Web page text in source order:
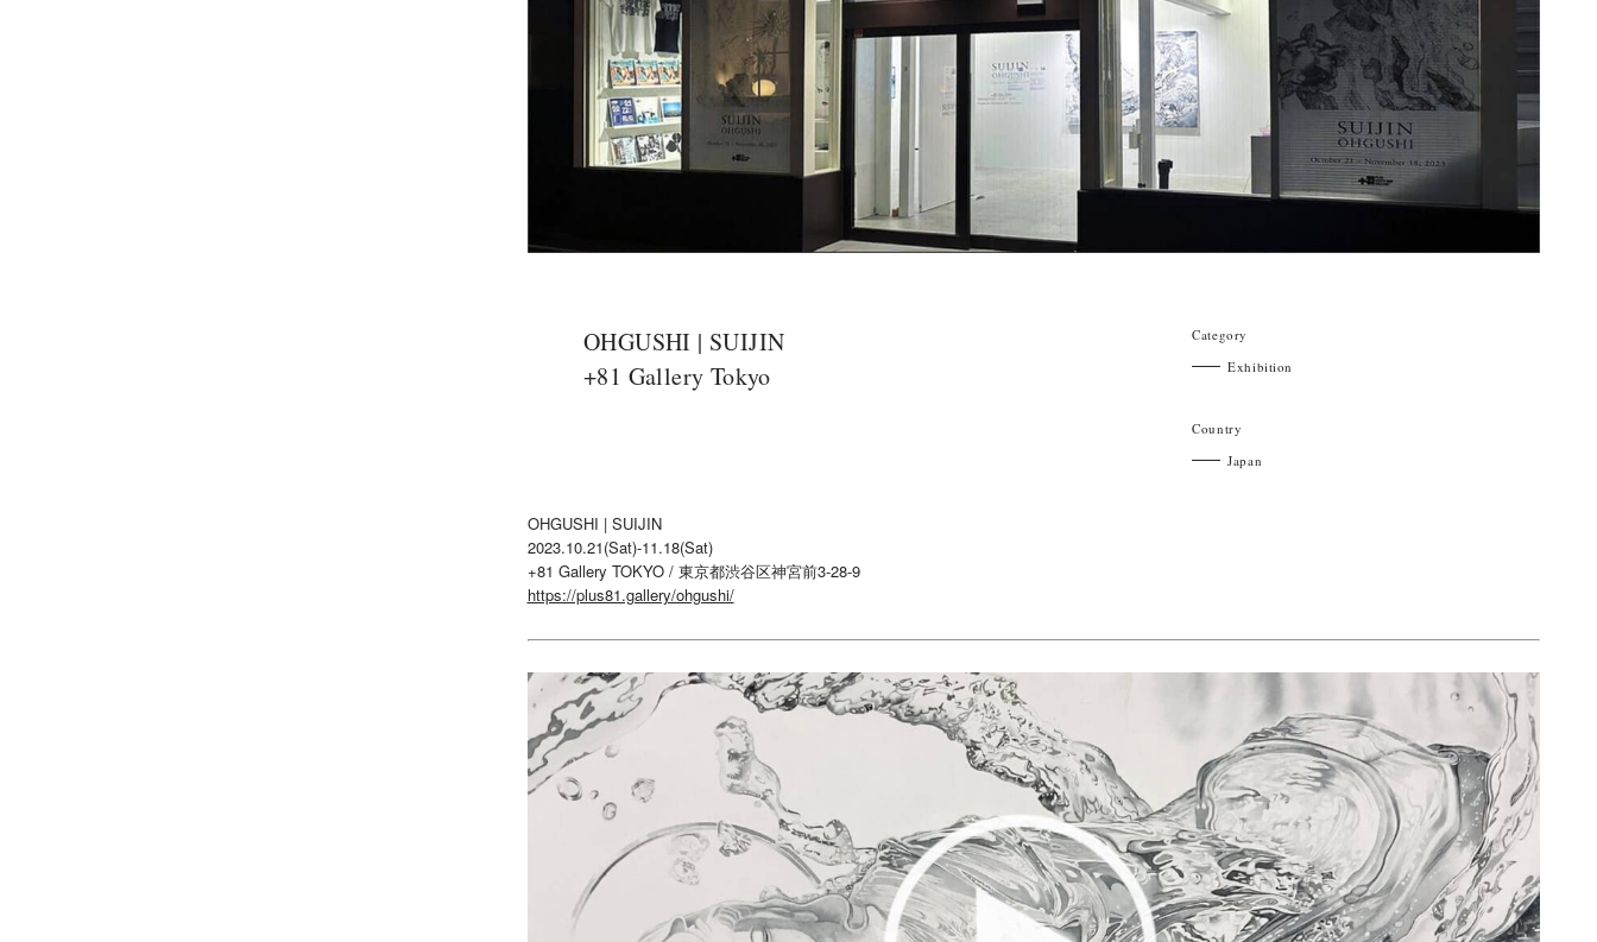
OHGUSHI | SUIJIN
+81 Gallery Tokyo
Category
Exhibition
Country
Japan
OHGUSHI | SUIJIN
2023.10.21(Sat)-11.18(Sat)
+81 Gallery TOKYO / 東京都渋谷区神宮前3-28-9
https://plus81.gallery/ohgushi/